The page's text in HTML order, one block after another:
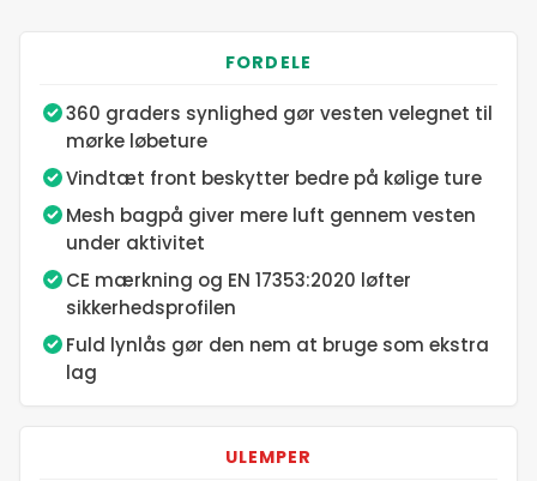
FORDELE
360 graders synlighed gør vesten velegnet til
mørke løbeture
Vindtæt front beskytter bedre på kølige ture
Mesh bagpå giver mere luft gennem vesten
under aktivitet
CE mærkning og EN 17353:2020 løfter
sikkerhedsprofilen
Fuld lynlås gør den nem at bruge som ekstra
lag
ULEMPER